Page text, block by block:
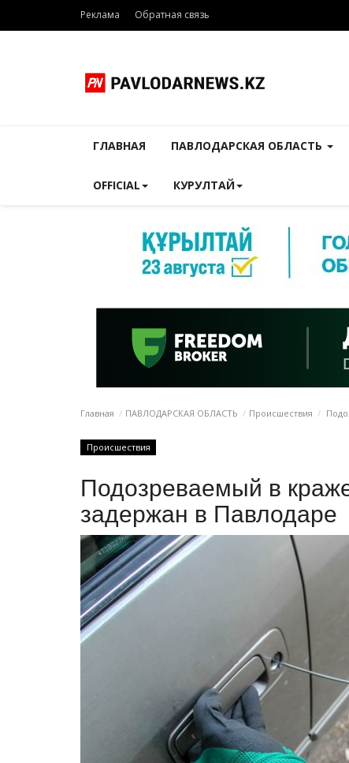
Реклама Обратная связь
ГЛАВНАЯ ПАВЛОДАРСКАЯ ОБЛАСТЬ
OFFICIAL КУРУЛТАЙ
Главная ПАВЛОДАРСКАЯ ОБЛАСТЬ Происшествия
Происшествия
Подозреваемый в
задержан в Павлодаре